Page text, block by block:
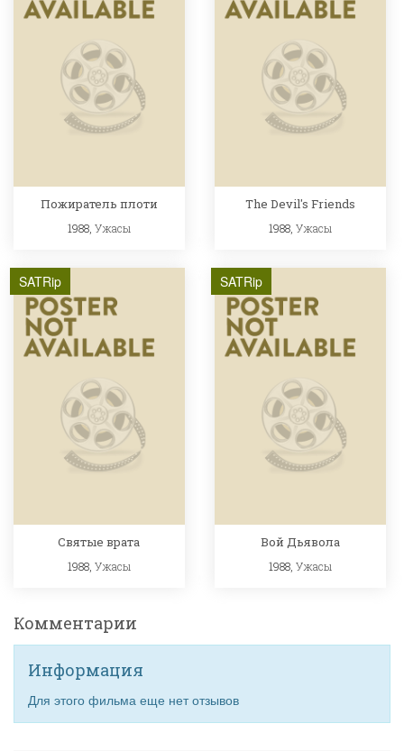
Пожиратель плоти
1988, Ужасы
The Devil's Friends
1988,Ужасы
SATRip
Святые врата
1988, Ужасы
SATRip
Вой Дьявола
1988,Ужасы
Комментарии
Информация
Для этого фильма еще нет отзывов